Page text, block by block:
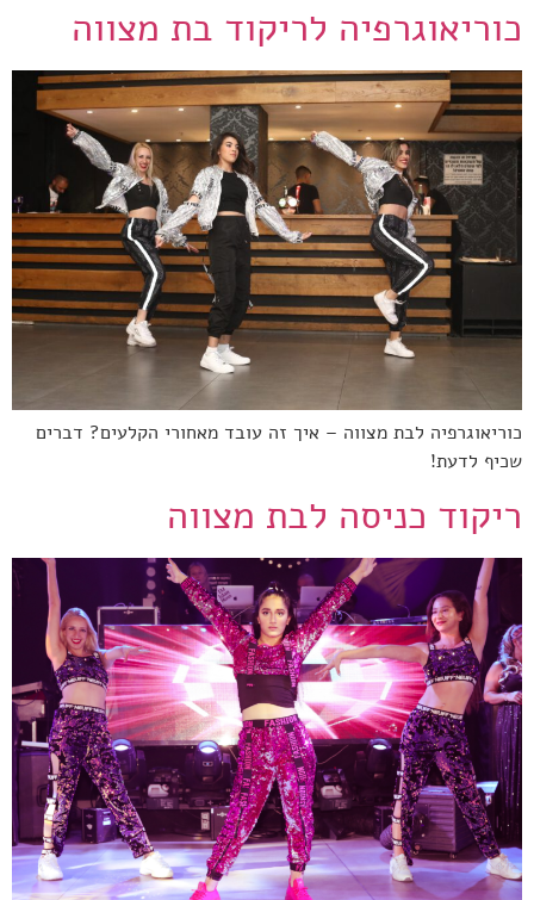
כוריאוגרפיה לריקוד בת מצווה
כוריאוגרפיה לבת מצווה – איך זה עובד מאחורי הקלעים? דברים
שכיף לדעת!
ריקוד כניסה לבת מצווה